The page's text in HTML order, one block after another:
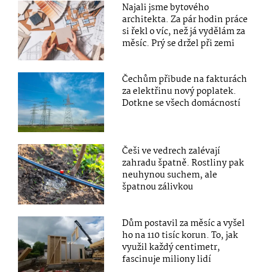
Najali jsme bytového
architekta. Za pár hodin práce
si řekl o víc, než já vydělám za
měsíc. Prý se držel při zemi
Čechům přibude na fakturách
za elektřinu nový poplatek.
Dotkne se všech domácností
Češi ve vedrech zalévají
zahradu špatně. Rostliny pak
neuhynou suchem, ale
špatnou zálivkou
Dům postavil za měsíc a vyšel
ho na 110 tisíc korun. To, jak
využil každý centimetr,
fascinuje miliony lidí